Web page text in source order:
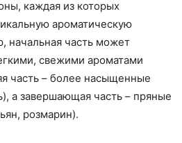
каждая из которых
ароматическую
начальная часть может
свежими ароматами
часть – более насыщенные
а завершающая часть – пряные
розмарин).